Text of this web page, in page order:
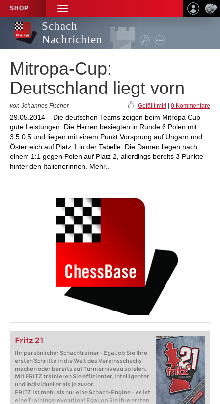
SHOP
TOGGLE
NAVIGATION
Schach
Nachrichten
Mitropa-Cup:
Deutschland liegt vorn
von Johannes Fischer Gefällt mir! 0 Kommentare
29.05.2014 – Die deutschen Teams zeigen beim Mitropa Cup
gute Leistungen. Die Herren besiegten in Runde 6 Polen mit
3,5:0,5 und liegen mit einem Punkt Vorsprung auf Ungarn und
Österreich auf Platz 1 in der Tabelle. Die Damen liegen nach
einem 1:1 gegen Polen auf Platz 2, allerdings bereits 3 Punkte
hinter den Italienerinnen. Mehr...
Fritz 21
Ihr persönlicher Schachtrainer - Egal, ob Sie Ihre
ersten Schritte in die Welt des Vereinsschachs
machen oder bereits auf Turnierniveau spielen:
Mit FRITZ trainieren Sie effizienter, intelligenter
und individueller als je zuvor.
FRITZ ist mehr als nur eine Schach-Engine – es ist
eine Trainingsrevolution! Egal, ob Sie Ihre ersten